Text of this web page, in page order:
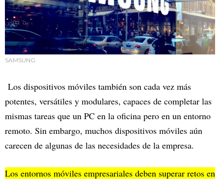
SAMSUNG
Los dispositivos móviles también son cada vez más
potentes, versátiles y modulares, capaces de completar las
mismas tareas que un PC en la oficina pero en un entorno
remoto. Sin embargo, muchos dispositivos móviles aún
carecen de algunas de las necesidades de la empresa.
Los entornos móviles empresariales deben superar retos en